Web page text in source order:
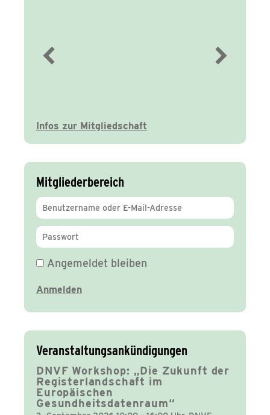
Infos zur Mitgliedschaft
Mitgliederbereich
Angemeldet bleiben
Veranstaltungsankündigungen
DNVF Workshop: „Die Zukunft der
Registerlandschaft im
Europäischen
Gesundheitsdatenraum“